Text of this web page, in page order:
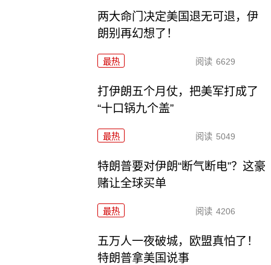
两大命门决定美国退无可退，伊
朗别再幻想了！
最热 阅读 6629
打伊朗五个月仗，把美军打成了
“十口锅九个盖”
最热 阅读 5049
特朗普要对伊朗“断气断电”？这豪
赌让全球买单
最热 阅读 4206
五万人一夜破城，欧盟真怕了！
特朗普拿美国说事